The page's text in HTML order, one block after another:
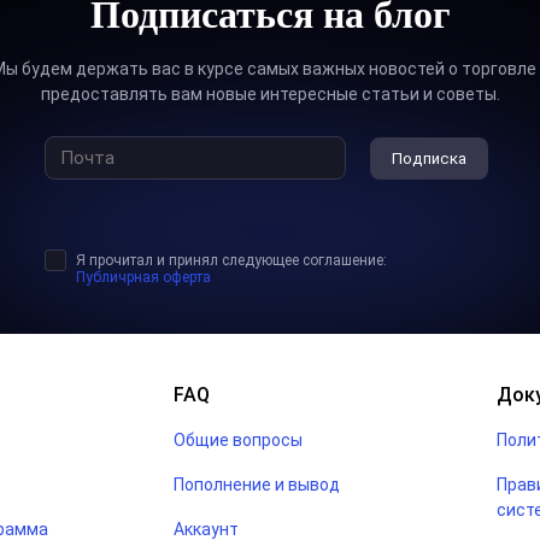
вы узнаете о:
что поможет вам понять, как все устроено на
графиков. Более того, вы сможете применять
фундаментальный анализ для увеличения
разнице между фундаментальным анализом и торговлей
Подписаться на блог
будем держать вас в курсе самых важных новостей о торговле
предоставлять вам новые интересные статьи и советы.
Подписка
Я прочитал и принял следующее соглашение:
Публичрная оферта
FAQ
Общие вопросы
Пополнение и вывод
Аккаунт